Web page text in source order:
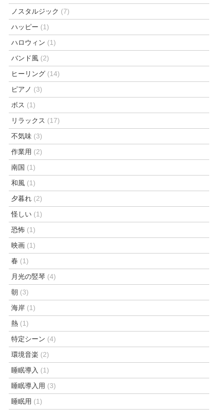
ノスタルジック (7)
ハッピー (1)
ハロウィン (1)
バンド風 (2)
ヒーリング (14)
ピアノ (3)
ボス (1)
リラックス (17)
不気味 (3)
作業用 (2)
南国 (1)
和風 (1)
夕暮れ (2)
怪しい (1)
恐怖 (1)
映画 (1)
春 (1)
月光の竪琴 (4)
朝 (3)
海岸 (1)
熱 (1)
特定シーン (4)
環境音楽 (2)
睡眠導入 (1)
睡眠導入用 (3)
睡眠用 (1)